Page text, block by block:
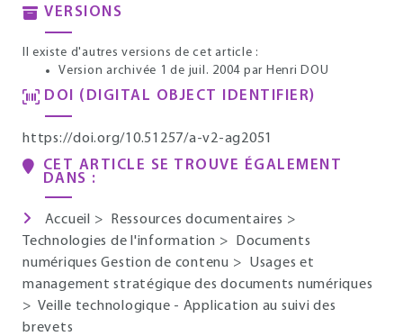
VERSIONS
Il existe d'autres versions de cet article :
Version archivée 1 de juil. 2004 par Henri DOU
DOI (DIGITAL OBJECT IDENTIFIER)
https://doi.org/10.51257/a-v2-ag2051
CET ARTICLE SE TROUVE ÉGALEMENT
DANS :
Accueil > Ressources documentaires >
Technologies de l'information >
Documents
numériques Gestion de contenu > Usages et
management stratégique des documents numériques
>Veille technologique - Application au suivi des
brevets